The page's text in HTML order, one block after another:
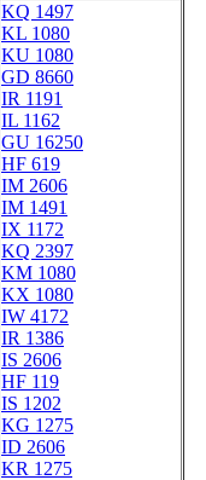
KQ 1497
KL 1080
KU 1080
GD 8660
IR 1191
IL 1162
GU 16250
HF 619
IM 2606
IM 1491
IX 1172
KQ 2397
KM 1080
KX 1080
IW 4172
IR 1386
IS 2606
HF 119
IS 1202
KG 1275
ID 2606
KR 1275